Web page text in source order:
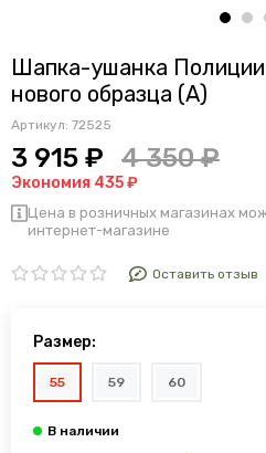
Шапка-ушанка
нового образца (А)
Артикул: 72525
3 915 ₽ 4 350 ₽
Экономия 435 ₽
Цена в розничных магазинах
интернет-магазине
Оставить отзыв
Размер:
55 59 60